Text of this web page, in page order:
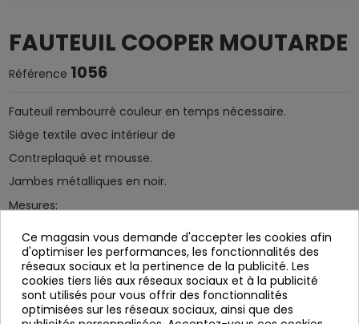
FAUTEUIL COOPER MOUTARDE
Référence 1056
Fauteuil rembourré couleur en temps nécessaire.
Siège textile avec intérieur de
Contreplaqué et mousse.
Jambes métalliques en noir.
Mesures:
Largeur: 57 cm
Haut: 82 cm
Ce magasin vous demande d'accepter les cookies afin
d'optimiser les performances, les fonctionnalités des
réseaux sociaux et la pertinence de la publicité. Les
cookies tiers liés aux réseaux sociaux et à la publicité
sont utilisés pour vous offrir des fonctionnalités
optimisées sur les réseaux sociaux, ainsi que des